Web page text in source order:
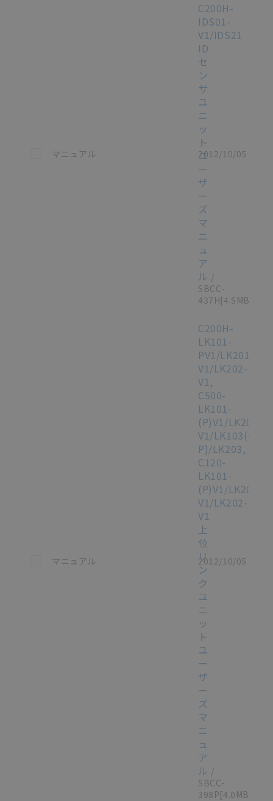
この資料を選択
マニュアル
C200H-
IDS01-
V1/IDS21
ID
セ
ン
サ
ユ
ニ
ッ
ト
ユ
ー
ザ
ー
ズ
マ
ニ
ュ
ア
ル /
SBCC-
437H[4.5MB]
2012/10/05
この資料を選択
マニュアル
C200H-
LK101-
PV1/LK201-
V1/LK202-
V1,
C500-
LK101-
(P)V1/LK201-
V1/LK103(-
P)/LK203,
C120-
LK101-
(P)V1/LK201-
V1/LK202-
V1
上
位
リ
ン
ク
ユ
ニ
ッ
ト
ユ
ー
ザ
ー
ズ
マ
ニ
ュ
ア
ル /
SBCC-
398P[4.0MB]
2012/10/05